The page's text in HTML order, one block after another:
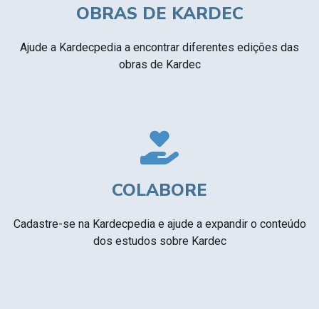
OBRAS DE KARDEC
Ajude a Kardecpedia a encontrar diferentes edições das
obras de Kardec
COLABORE
Cadastre-se na Kardecpedia e ajude a expandir o conteúdo
dos estudos sobre Kardec